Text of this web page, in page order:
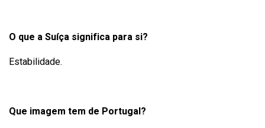
O que a Suíça significa para si?
Estabilidade.
Que imagem tem de Portugal?